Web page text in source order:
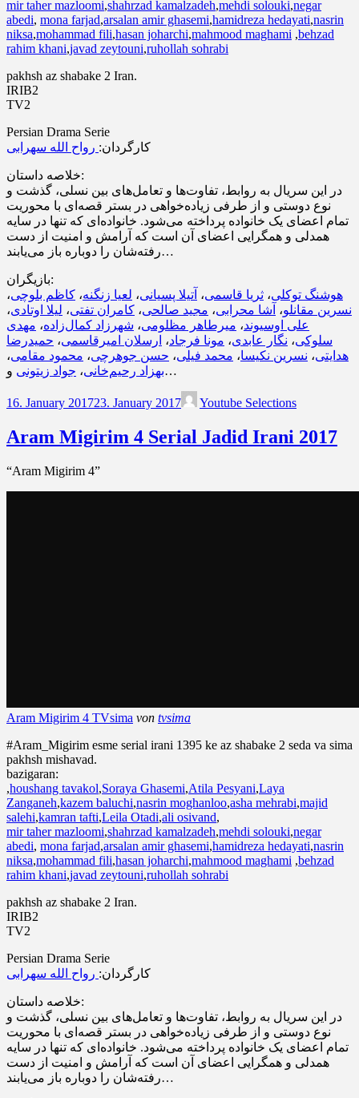
mir taher mazloomi,shahrzad kamalzadeh,mehdi solouki,negar
abedi, mona farjad,arsalan amir ghasemi,hamidreza hedayati,nasrin
niksa,mohammad fili,hasan joharchi,mahmood maghami ,behzad
rahim khani,javad zeytouni,ruhollah sohrabi
pakhsh az shabake 2 Iran.
IRIB2
TV2
Persian Drama Serie
کارگردان: رواح الله سهرابی
خلاصه داستان:
در این سریال به روابط، تفاوت‌ها و تعامل‌های بین نسلی، گذشت و
نوع دوستی و از طرفی زیاده‌خواهی در بستر قصه‌ای با محوریت
تمام اعضای یک خانواده پرداخته می‌شود. خانواده‌ای که تنها در سایه
همدلی و همگرایی اعضای آن است که آرامش و امنیت از دست
رفته‌شان را دوباره باز می‌یابند…
بازیگران:
هوشنگ توکلی، ثریا قاسمی، آتیلا پسیانی، لعیا زنگنه، کاظم بلوچی،
نسرین مقانلو، آشا محرابی، مجید صالحی، کامران تفتی، لیلا اوتادی،
علی اوسیوند، میرطاهر مظلومی، شهرزاد کمال‌زاده، مهدی
سلوکی، نگار عابدی، مونا فرجاد، ارسلان امیرقاسمی، حمیدرضا
هدایتی، نسرین نکیسا، محمد فیلی، حسن جوهرچی، محمود مقامی،
بهزاد رحیم‌خانی، جواد زیتونی و…
16. January 201723. January 2017 Youtube Selections
Aram Migirim 4 Serial Jadid Irani 2017
“Aram Migirim 4”
Aram Migirim 4 TVsima von tvsima
#Aram_Migirim esme serial irani 1395 ke az shabake 2 seda va sima
pakhsh mishavad.
bazigaran:
,houshang tavakol,Soraya Ghasemi,Atila Pesyani,Laya
Zanganeh,kazem baluchi,nasrin moghanloo,asha mehrabi,majid
salehi,kamran tafti,Leila Otadi,ali osivand,
mir taher mazloomi,shahrzad kamalzadeh,mehdi solouki,negar
abedi, mona farjad,arsalan amir ghasemi,hamidreza hedayati,nasrin
niksa,mohammad fili,hasan joharchi,mahmood maghami ,behzad
rahim khani,javad zeytouni,ruhollah sohrabi
pakhsh az shabake 2 Iran.
IRIB2
TV2
Persian Drama Serie
کارگردان: رواح الله سهرابی
خلاصه داستان:
در این سریال به روابط، تفاوت‌ها و تعامل‌های بین نسلی، گذشت و
نوع دوستی و از طرفی زیاده‌خواهی در بستر قصه‌ای با محوریت
تمام اعضای یک خانواده پرداخته می‌شود. خانواده‌ای که تنها در سایه
همدلی و همگرایی اعضای آن است که آرامش و امنیت از دست
رفته‌شان را دوباره باز می‌یابند…